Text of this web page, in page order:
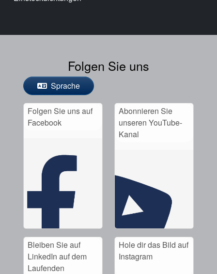
Folgen Sie uns
Sprache
Folgen Sie uns auf
Facebook
Abonnieren Sie
unseren YouTube-
Kanal
Bleiben Sie auf
LinkedIn auf dem
Laufenden
Hole dir das Bild auf
Instagram